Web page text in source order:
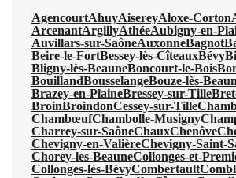
AgencourtAhuyAisereyAloxe-Corton
ArcenantArgillyAthéeAubigny-en-
Auvillars-sur-SaôneAuxonneBagnot
Beire-le-FortBessey-lès-CîteauxBévy
Bligny-lès-BeauneBoncourt-le-Bois
BouillandBousselangeBouze-lès-
Brazey-en-PlaineBressey-sur-Tille
BroinBroindonCessey-sur-Tille
ChambœufChambolle-Musigny
Charrey-sur-SaôneChauxChenôve
Chevigny-en-ValièreChevigny-Saint-
Chorey-les-BeauneCollonges-et-
Collonges-lès-BévyCombertault